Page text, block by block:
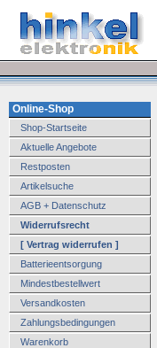
Online-Shop
Shop-Startseite
Aktuelle Angebote
Restposten
Artikelsuche
AGB + Datenschutz
Widerrufsrecht
[ Vertrag widerrufen ]
Batterieentsorgung
Mindestbestellwert
Versandkosten
Zahlungsbedingungen
Warenkorb